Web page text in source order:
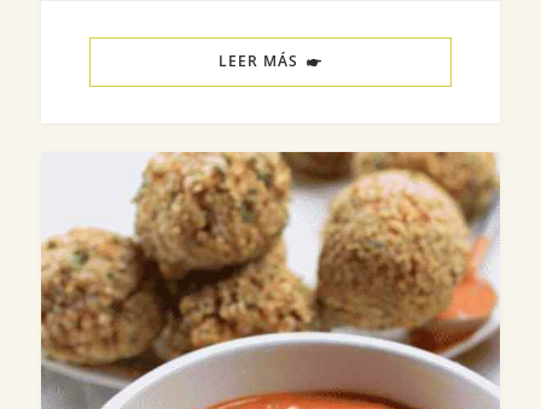
LEER MÁS